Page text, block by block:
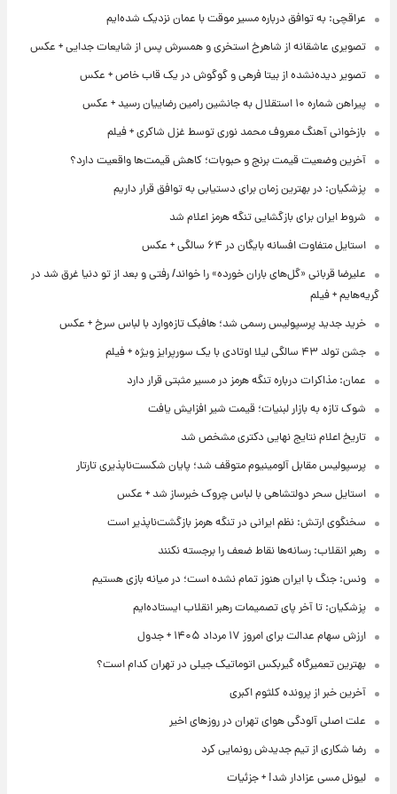
عراقچی: به توافق درباره مسیر موقت با عمان نزدیک شده‌ایم
تصویری عاشقانه از شاهرخ استخری و همسرش پس از شایعات جدایی + عکس
تصویر دیده‌نشده از بیتا فرهی و گوگوش در یک قاب خاص + عکس
پیراهن شماره ۱۰ استقلال به جانشین رامین رضاییان رسید + عکس
بازخوانی آهنگ معروف محمد نوری توسط غزل شاکری + فیلم
آخرین وضعیت قیمت برنج و حبوبات؛ کاهش قیمت‌ها واقعیت دارد؟
پزشکیان: در بهترین زمان برای دستیابی به توافق قرار داریم
شروط ایران برای بازگشایی تنگه هرمز اعلام شد
استایل متفاوت افسانه بایگان در ۶۴ سالگی + عکس
علیرضا قربانی «گل‌های باران خورده» را خواند/ رفتی و بعد از تو دنیا غرق شد در
گریه‌هایم + فیلم
خرید جدید پرسپولیس رسمی شد؛ هافبک تازه‌وارد با لباس سرخ + عکس
جشن تولد ۴۳ سالگی لیلا اوتادی با یک سورپرایز ویژه + فیلم
عمان: مذاکرات درباره تنگه هرمز در مسیر مثبتی قرار دارد
شوک تازه به بازار لبنیات؛ قیمت شیر افزایش یافت
تاریخ اعلام نتایج نهایی دکتری مشخص شد
پرسپولیس مقابل آلومینیوم متوقف شد؛ پایان شکست‌ناپذیری تارتار
استایل سحر دولتشاهی با لباس چروک خبرساز شد + عکس
سخنگوی ارتش: نظم ایرانی در تنگه هرمز بازگشت‌ناپذیر است
رهبر انقلاب: رسانه‌ها نقاط ضعف را برجسته نکنند
ونس: جنگ با ایران هنوز تمام نشده است؛ در میانه بازی هستیم
پزشکیان: تا آخر پای تصمیمات رهبر انقلاب ایستاده‌ایم
ارزش سهام عدالت برای امروز ۱۷ مرداد ۱۴۰۵ + جدول
بهترین تعمیرگاه گیربکس اتوماتیک جیلی در تهران کدام است؟
آخرین خبر از پرونده کلثوم اکبری
علت اصلی آلودگی هوای تهران در روزهای اخیر
رضا شکاری از تیم جدیدش رونمایی کرد
لیونل مسی عزادار شد! + جزئیات